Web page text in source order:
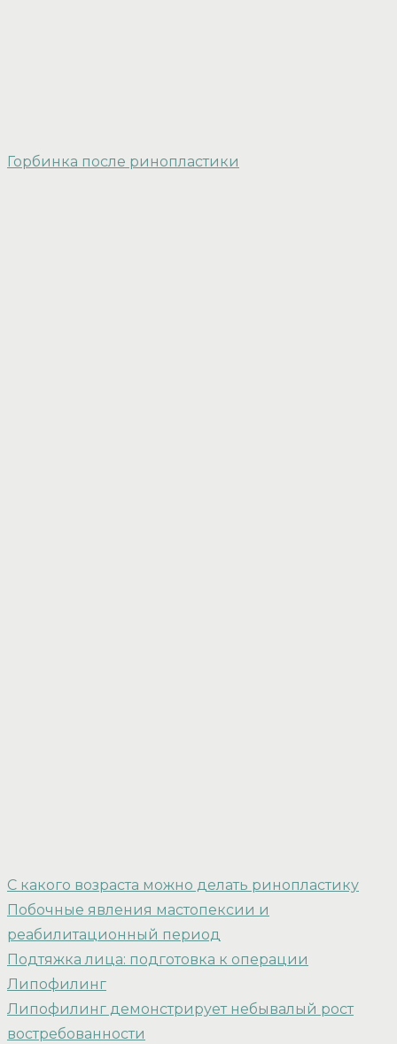
Горбинка после ринопластики
С какого возраста можно делать ринопластику
Побочные явления мастопексии и
реабилитационный период
Подтяжка лица: подготовка к операции
Липофилинг
Липофилинг демонстрирует небывалый рост
востребованности